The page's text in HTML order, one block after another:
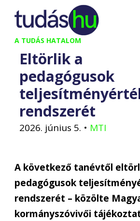
Kilépés
tartalomba
A TUDÁS HATALOM
Eltörlik a
pedagógusok
rendszerét
2026. június 5. • MTI
A következő tanévtől
pedagógusok
rendszerét – közölte
kormányszóvivői